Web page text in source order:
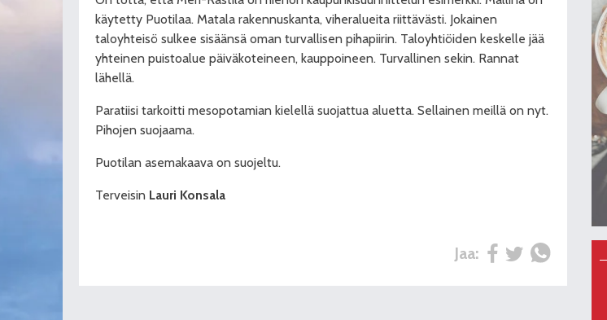
käytetty Puotilaa. Matala rakennuskanta, viheralueita riittävästi. Jokainen
taloyhteisö sulkee sisäänsä oman turvallisen pihapiirin. Taloyhtiöiden keskelle jää
yhteinen puistoalue päiväkoteineen, kauppoineen. Turvallinen sekin. Rannat
lähellä.
Paratiisi tarkoitti mesopotamian kielellä suojattua aluetta. Sellainen meillä on nyt.
Pihojen suojaama.
Puotilan asemakaava on suojeltu.
Terveisin Lauri Konsala
Jaa: